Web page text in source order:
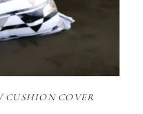
CUSHION COVER